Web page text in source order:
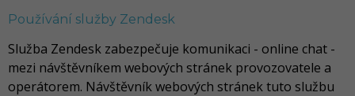
Používání služby Zendesk
Služba Zendesk zabezpečuje komunikaci - online chat -
mezi návštěvníkem webových stránek provozovatele a
operátorem. Návštěvník webových stránek tuto službu